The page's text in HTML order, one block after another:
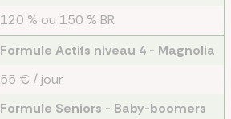
120 % ou 150 % BR
Formule Actifs niveau 4 - Magnolia
55 € / jour
Formule Seniors - Baby-boomers